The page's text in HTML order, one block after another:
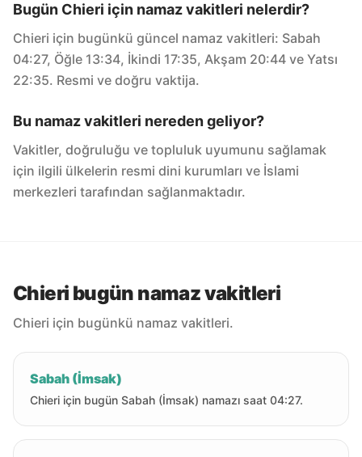
Bugün Chieri için namaz vakitleri nelerdir?
Chieri için bugünkü güncel namaz vakitleri: Sabah
04:27, Öğle 13:34, İkindi 17:35, Akşam 20:44 ve Yatsı
22:35. Resmi ve doğru vaktija.
Bu namaz vakitleri nereden geliyor?
Vakitler, doğruluğu ve topluluk uyumunu sağlamak
için ilgili ülkelerin resmi dini kurumları ve İslami
merkezleri tarafından sağlanmaktadır.
Chieri bugün namaz vakitleri
Chieri için bugünkü namaz vakitleri.
Sabah (İmsak)
Chieri için bugün Sabah (İmsak) namazı saat 04:27.